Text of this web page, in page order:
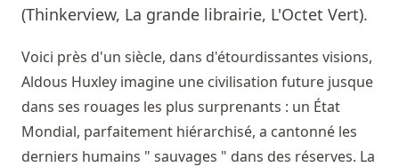
(Thinkerview, La grande librairie, L'Octet Vert).
Voici près d'un siècle, dans d'étourdissantes visions,
Aldous Huxley imagine une civilisation future jusque
dans ses rouages les plus surprenants : un État
Mondial, parfaitement hiérarchisé, a cantonné les
derniers humains " sauvages " dans des réserves. La